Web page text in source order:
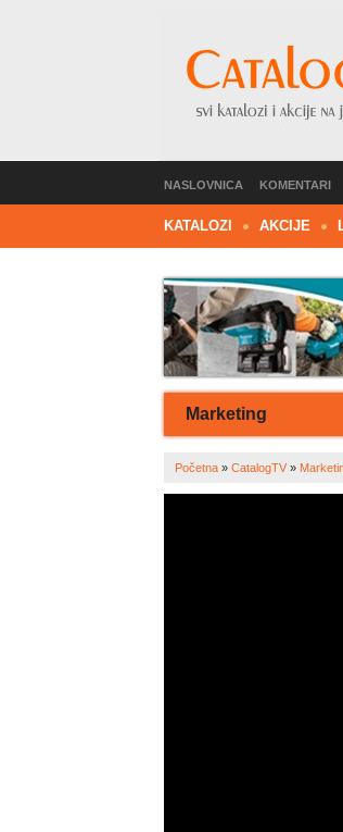
NASLOVNICA KOMENTARI
KATALOZI AKCIJE
Marketing
Početna» CatalogTV»